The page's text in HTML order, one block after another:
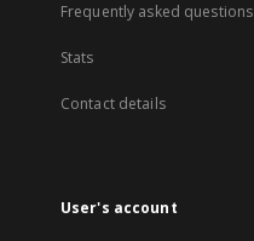
Frequently asked questions
Stats
Contact details
User's account